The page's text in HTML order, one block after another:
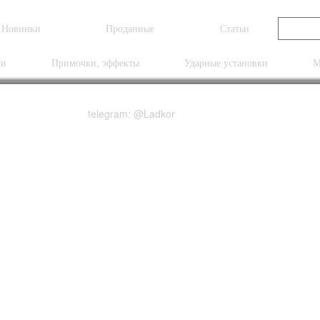
Новинки Проданные Статьи
Примочки, эффекты Ударные установки
telegram: @Ladkor